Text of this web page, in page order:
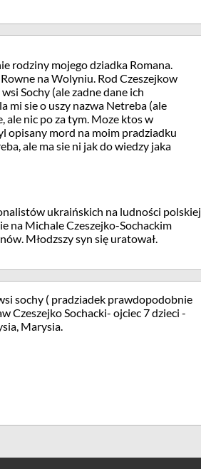
rodziny mojego dziadka Romana.
na Wolyniu. Rod Czeszejkow
Sochy (ale zadne dane ich
mi sie o uszy nazwa Netreba (ale
ale nic po za tym. Moze ktos w
opisany mord na moim pradziadku
ale ma sie ni jak do wiedzy jaka
ukraińskich na ludności polskiej
na Michale Czeszejko-Sochackim
Młodzszy syn się uratował.
sochy ( pradziadek prawdopodobnie
Czeszejko Sochacki- ojciec 7 dzieci -
Marysia.